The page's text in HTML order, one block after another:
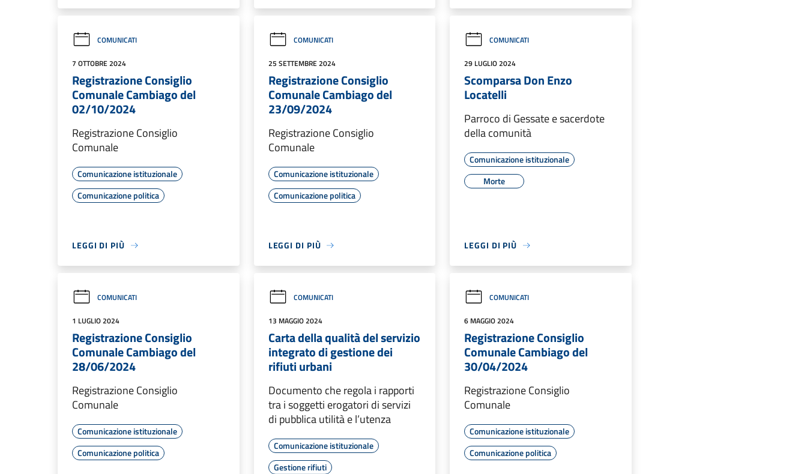
COMUNICATI
7 OTTOBRE 2024
Registrazione Consiglio
Comunale Cambiago del
02/10/2024
Registrazione Consiglio
Comunale
Comunicazione istituzionale
Comunicazione politica
LEGGI DI PIÙ
COMUNICATI
25 SETTEMBRE 2024
Registrazione Consiglio
Comunale Cambiago del
23/09/2024
Registrazione Consiglio
Comunale
Comunicazione istituzionale
Comunicazione politica
LEGGI DI PIÙ
COMUNICATI
29 LUGLIO 2024
Scomparsa Don Enzo
Locatelli
Parroco di Gessate e sacerdote
della comunità
Comunicazione istituzionale
Morte
LEGGI DI PIÙ
COMUNICATI
1 LUGLIO 2024
Registrazione Consiglio
Comunale Cambiago del
28/06/2024
Registrazione Consiglio
Comunale
Comunicazione istituzionale
Comunicazione politica
COMUNICATI
13 MAGGIO 2024
Carta della qualità del servizio
integrato di gestione dei
rifiuti urbani
Documento che regola i rapporti
tra i soggetti erogatori di servizi
di pubblica utilità e l’utenza
Comunicazione istituzionale
Gestione rifiuti
COMUNICATI
6 MAGGIO 2024
Registrazione Consiglio
Comunale Cambiago del
30/04/2024
Registrazione Consiglio
Comunale
Comunicazione istituzionale
Comunicazione politica